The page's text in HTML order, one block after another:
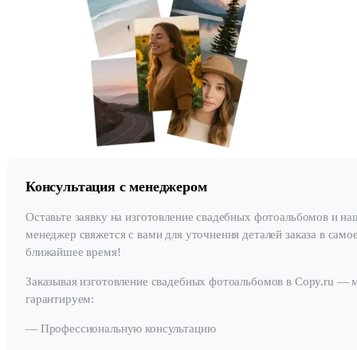
Консультация с менеджером
Оставьте заявку на изготовление свадебных фотоальбомов и
менеджер свяжется с вами для уточнения деталей заказа в
ближайшее время!
Заказывая изготовление свадебных фотоальбомов в Copy.ru —
гарантируем:
— Профессиональную консультацию